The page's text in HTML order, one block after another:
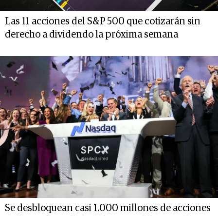
Las 11 acciones del S&P 500 que cotizarán sin
derecho a dividendo la próxima semana
Se desbloquean casi 1.000 millones de acciones